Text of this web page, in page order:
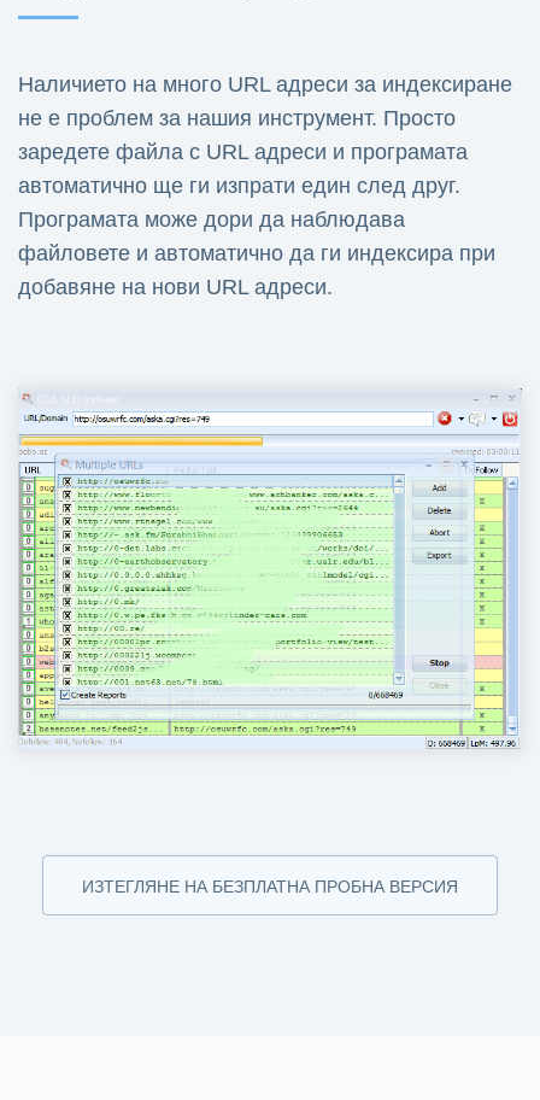
Наличието на много URL адреси за индексиране
не е проблем за нашия инструмент. Просто
заредете файла с URL адреси и програмата
автоматично ще ги изпрати един след друг.
Програмата може дори да наблюдава
файловете и автоматично да ги индексира при
добавяне на нови URL адреси.
ИЗТЕГЛЯНЕ НА БЕЗПЛАТНА ПРОБНА ВЕРСИЯ